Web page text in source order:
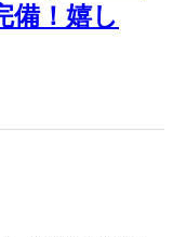
備！嬉し